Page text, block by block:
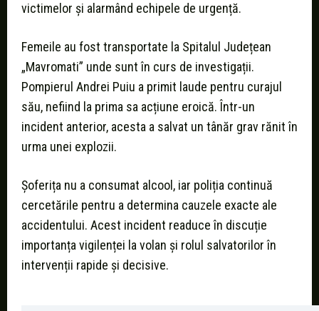
victimelor și alarmând echipele de urgență.
Femeile au fost transportate la Spitalul Județean
„Mavromati” unde sunt în curs de investigații.
Pompierul Andrei Puiu a primit laude pentru curajul
său, nefiind la prima sa acțiune eroică. Într-un
incident anterior, acesta a salvat un tânăr grav rănit în
urma unei explozii.
Șoferița nu a consumat alcool, iar poliția continuă
cercetările pentru a determina cauzele exacte ale
accidentului. Acest incident readuce în discuție
importanța vigilenței la volan și rolul salvatorilor în
intervenții rapide și decisive.